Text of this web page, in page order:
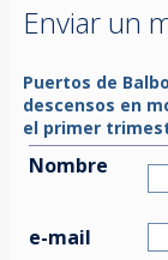
Enviar un
Puertos de
descensos en
el primer
Nombre
e-mail